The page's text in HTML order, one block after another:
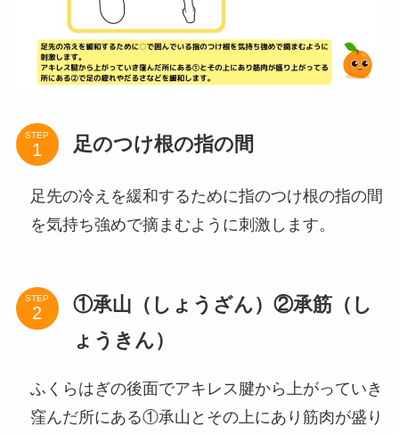
STEP 足のつけ根の指の間
足先の冷えを緩和するために指のつけ根の指の間
を気持ち強めで摘まむように刺激します。
STEP
①承山（しょうざん）②承筋（し
ょうきん）
ふくらはぎの後面でアキレス腱から上がっていき
窪んだ所にある①承山とその上にあり筋肉が盛り